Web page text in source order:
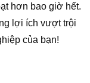
hơn bao giờ hết.
lợi ích vượt trội
của bạn!